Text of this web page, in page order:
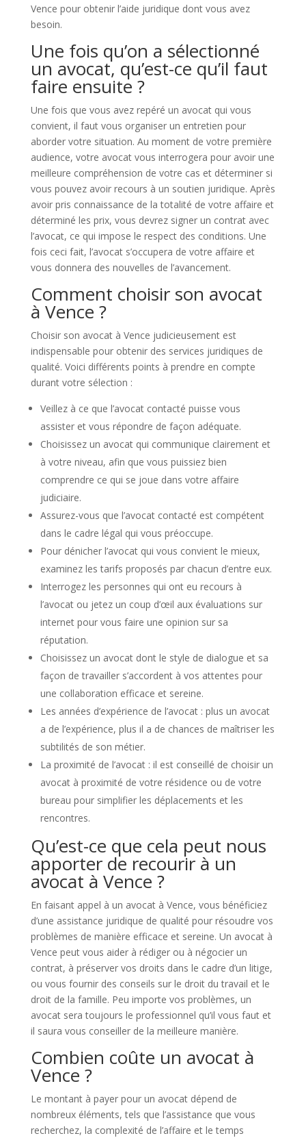
Vence pour obtenir l’aide juridique dont vous avez
besoin.
Une fois qu’on a sélectionné
un avocat, qu’est-ce qu’il faut
faire ensuite ?
Une fois que vous avez repéré un avocat qui vous
convient, il faut vous organiser un entretien pour
aborder votre situation. Au moment de votre première
audience, votre avocat vous interrogera pour avoir une
meilleure compréhension de votre cas et déterminer si
vous pouvez avoir recours à un soutien juridique. Après
avoir pris connaissance de la totalité de votre affaire et
déterminé les prix, vous devrez signer un contrat avec
l’avocat, ce qui impose le respect des conditions. Une
fois ceci fait, l’avocat s’occupera de votre affaire et
vous donnera des nouvelles de l’avancement.
Comment choisir son avocat
à Vence ?
Choisir son avocat à Vence judicieusement est
indispensable pour obtenir des services juridiques de
qualité. Voici différents points à prendre en compte
durant votre sélection :
Veillez à ce que l’avocat contacté puisse vous
assister et vous répondre de façon adéquate.
Choisissez un avocat qui communique clairement et
à votre niveau, afin que vous puissiez bien
comprendre ce qui se joue dans votre affaire
judiciaire.
Assurez-vous que l’avocat contacté est compétent
dans le cadre légal qui vous préoccupe.
Pour dénicher l’avocat qui vous convient le mieux,
examinez les tarifs proposés par chacun d’entre eux.
Interrogez les personnes qui ont eu recours à
l’avocat ou jetez un coup d’œil aux évaluations sur
internet pour vous faire une opinion sur sa
réputation.
Choisissez un avocat dont le style de dialogue et sa
façon de travailler s’accordent à vos attentes pour
une collaboration efficace et sereine.
Les années d’expérience de l’avocat : plus un avocat
a de l’expérience, plus il a de chances de maîtriser les
subtilités de son métier.
La proximité de l’avocat : il est conseillé de choisir un
avocat à proximité de votre résidence ou de votre
bureau pour simplifier les déplacements et les
rencontres.
Qu’est-ce que cela peut nous
apporter de recourir à un
avocat à Vence ?
En faisant appel à un avocat à Vence, vous bénéficiez
d’une assistance juridique de qualité pour résoudre vos
problèmes de manière efficace et sereine. Un avocat à
Vence peut vous aider à rédiger ou à négocier un
contrat, à préserver vos droits dans le cadre d’un litige,
ou vous fournir des conseils sur le droit du travail et le
droit de la famille. Peu importe vos problèmes, un
avocat sera toujours le professionnel qu’il vous faut et
il saura vous conseiller de la meilleure manière.
Combien coûte un avocat à
Vence ?
Le montant à payer pour un avocat dépend de
nombreux éléments, tels que l’assistance que vous
recherchez, la complexité de l’affaire et le temps